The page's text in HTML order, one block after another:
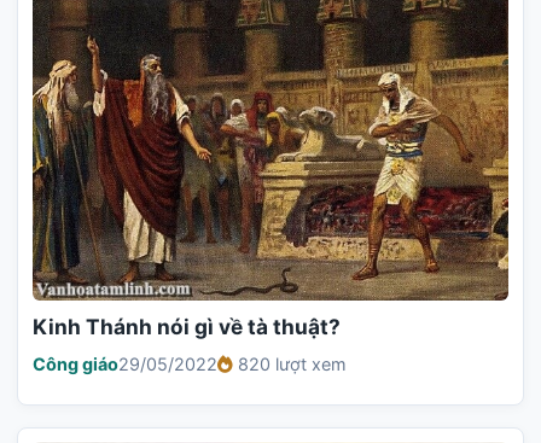
Kinh Thánh nói gì về tà thuật?
Công giáo29/05/2022 820 lượt xem